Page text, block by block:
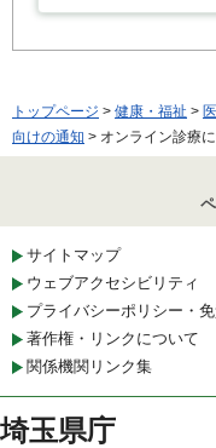
トップページ > 健康・福祉 >
向けの通知 > オンライン診療
サイトマップ
ウェブアクセシビリティ
プライバシーポリシー・
著作権・リンクについて
関係機関リンク集
埼玉県庁